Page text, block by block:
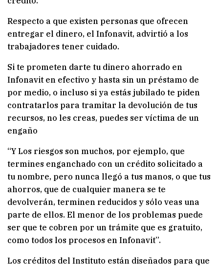
Respecto a que existen personas que ofrecen
entregar el dinero, el Infonavit, advirtió a los
trabajadores tener cuidado.
Si te prometen darte tu dinero ahorrado en
Infonavit en efectivo y hasta sin un préstamo de
por medio, o incluso si ya estás jubilado te piden
contratarlos para tramitar la devolución de tus
recursos, no les creas, puedes ser víctima de un
engaño
“Y Los riesgos son muchos, por ejemplo, que
termines enganchado con un crédito solicitado a
tu nombre, pero nunca llegó a tus manos, o que tus
ahorros, que de cualquier manera se te
devolverán, terminen reducidos y sólo veas una
parte de ellos. El menor de los problemas puede
ser que te cobren por un trámite que es gratuito,
como todos los procesos en Infonavit”.
Los créditos del Instituto están diseñados para que